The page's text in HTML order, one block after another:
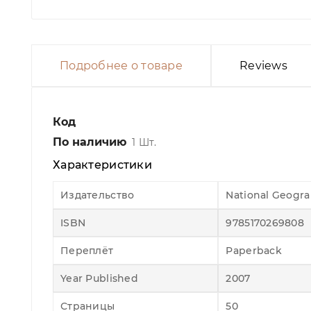
Подробнее о товаре Reviews
Код
По наличию 1 Шт.
Характеристики
Издательство National
ISBN 9785170269808
Переплёт Paperback
Year Published 2007
Страницы 50